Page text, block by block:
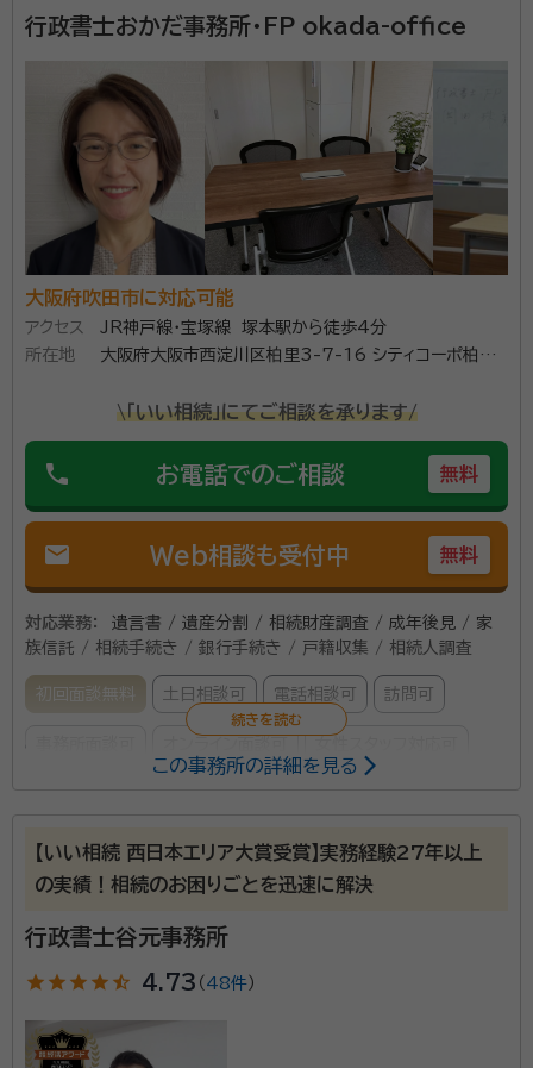
対策班他で営利活動とともにクレーム対策の人間関係調
整役を勤めて、お陰様でリタイアした後にこの経験を活
かそうと行政書士事務所を開きました。 皆さまの目線
に経って 夢 希望 要望 を形にするコンサルティング
を続けて参ります。
資格等：行政書士
所属団体： 日本行政書士会連合会 大阪府行政書士会
行政書士おかだ事務所・FP okada-office
大阪府吹田市に対応可能
アクセス
JR神戸線・宝塚線 塚本駅から徒歩4分
所在地
大阪府大阪市西淀川区柏里3-7-16 シティコーポ柏里
\「いい相続」にてご相談を承ります/
phone お電話でのご相談 無料
mail Web相談も受付中 無料
対応業務：
遺言書 / 遺産分割 / 相続財産調査 / 成年後見 / 家
族信託 / 相続手続き / 銀行手続き / 戸籍収集 / 相続人調査
初回面談無料 土日相談可 電話相談可 訪問可
岡田 珠美（おかだ まみ）
代表行政書士、特定行政書士、CFP・1
級ファイナンシャル・プランニング技能士、宅地建物取引士（試験合格者）、
経歴： ・大阪生まれの大阪育ち ・大阪府立市岡高等学校卒 ・武庫川女子
大学短期大学部国文科卒 ・都市銀行1年信託銀行17年勤務 渉外業務
（資産運用・不動産・遺言・相続のご相談等） ・2021年度行政書士試験に
合格 ・2022年6月行政書士登録 ・2022年9月行政書士おかだ事務所・
プランナーです。 多くの顧客対応の中で培った経験を生
この事務所の詳細を見る
【いい相続 西日本エリア大賞受賞】実務経験27年以上
の実績！相続のお困りごとを迅速に解決
行政書士谷元事務所
star star star star star_half 4.73 （ 48件 ）